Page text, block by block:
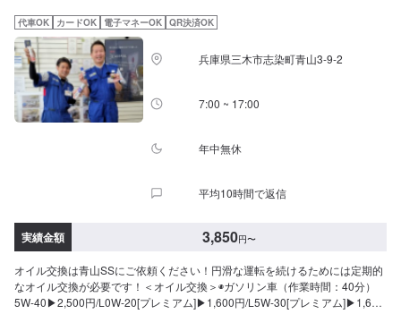
代車OK カードOK 電子マネーOK QR決済OK
兵庫県三木市志染町青山3-9-2
7:00 ~ 17:00
年中無休
平均10時間で返信
実績金額 3,850円〜
オイル交換は青山SSにご依頼ください！円滑な運転を続けるためには定期的
なオイル交換が必要です！＜オイル交換＞◉ガソリン車（作業時間：40分）
5W-40▶︎2,500円/L0W-20[プレミアム]▶︎1,600円/L5W-30[プレミアム]▶︎1,600